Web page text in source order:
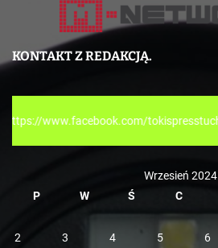
e
g
i
e
KONTAKT Z REDAKCJĄ.
tokispresstuchola
Wrzesień 2024
P
W Ś C
2
3 4 5 6